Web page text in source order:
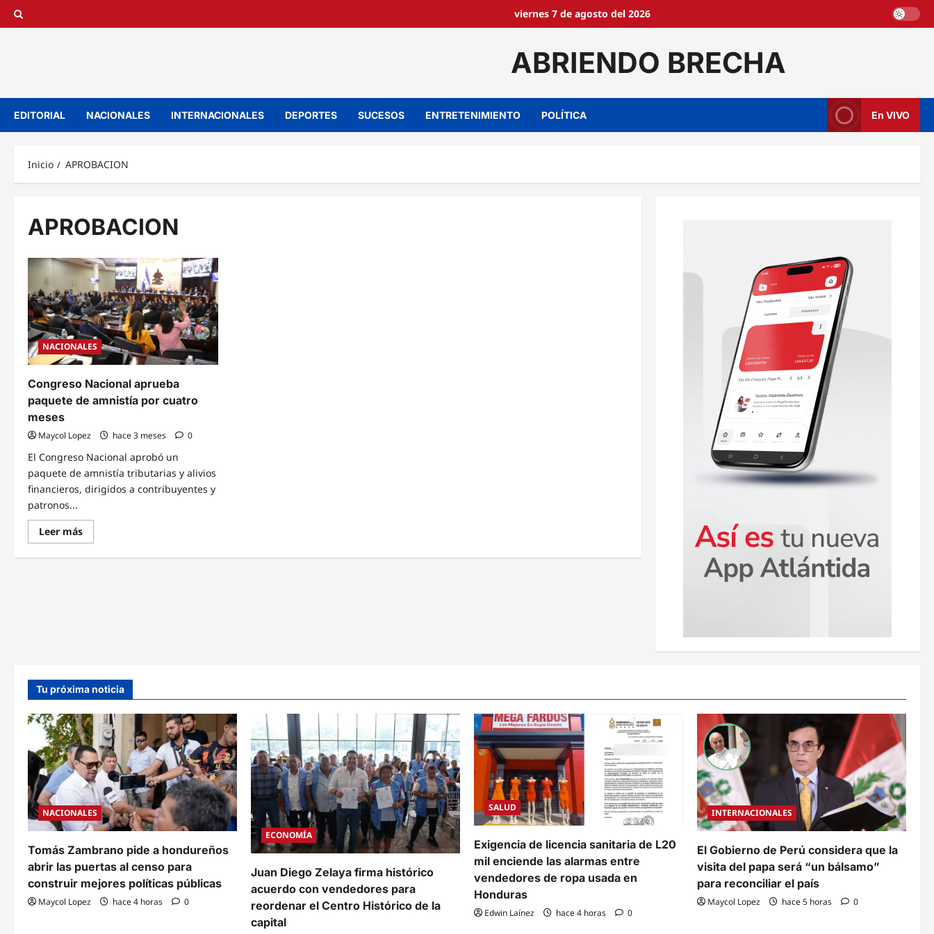
Saltar
viernes 7 de agosto del 2026
ABRIENDO BRECHA
EDITORIAL NACIONALES INTERNACIONALES DEPORTES SUCESOS ENTRETENIMIENTO POLÍTICA En VIVO
Inicio APROBACION
APROBACION
NACIONALES
Congreso Nacional aprueba
paquete de amnistía por cuatro
meses
Maycol Lopez hace 3 meses 0
El Congreso Nacional aprobó un
paquete de amnistía tributarias y alivios
financieros, dirigidos a contribuyentes y
patronos...
Leer másRead
more
Congreso
Tu próxima noticia
NACIONALES
Tomás Zambrano pide a hondureños
abrir las puertas al censo para
construir mejores políticas públicas
Maycol Lopez hace 4 horas 0
ECONOMÍA
Juan Diego Zelaya firma histórico
acuerdo con vendedores para
reordenar el Centro Histórico de la
capital
SALUD
Exigencia de licencia sanitaria de L20
mil enciende las alarmas entre
vendedores de ropa usada en
Honduras
Edwin Laínez hace 4 horas 0
INTERNACIONALES
El Gobierno de Perú considera que la
visita del papa será “un bálsamo”
para reconciliar el país
Maycol Lopez hace 5 horas 0